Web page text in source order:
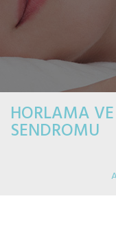
HORLAMA
SENDROMU